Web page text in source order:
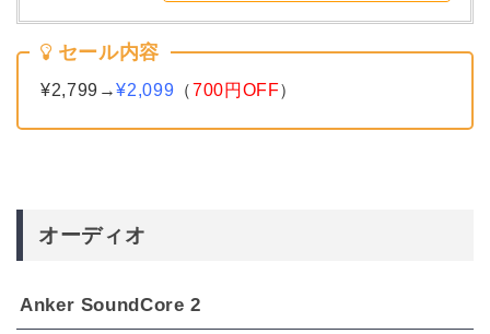
セール内容
¥2,799→¥2,099 （700円OFF）
オーディオ
Anker SoundCore 2